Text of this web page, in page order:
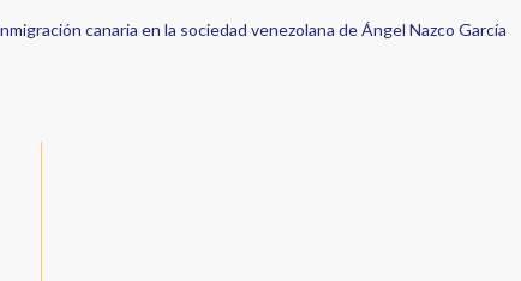
canaria en la sociedad venezolana de Ángel Nazco García